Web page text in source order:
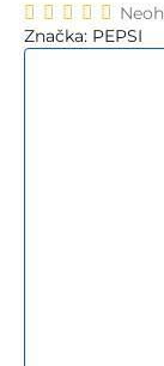
Značka: PEPSI